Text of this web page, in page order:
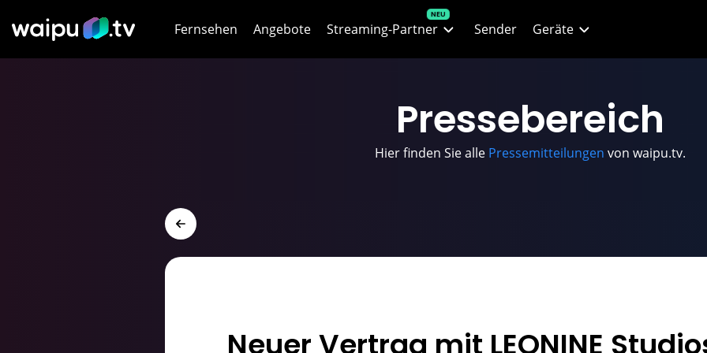
Fernsehen Angebote Streaming-Partner
Disney+
Sender Geräte
waipu.tv Stick
waipu.tv Box
Pressebereich
Hier finden Sie alle Pressemitteilungen von waipu.tv.
Neuer Vertrag mit LEONINE